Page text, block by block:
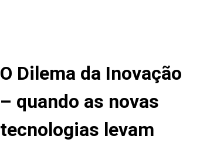
O Dilema da Inovação
– quando as novas
tecnologias levam